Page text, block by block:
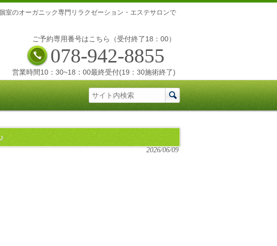
室のオーガニック専門リラクゼーション・エステサロンで
ご予約専用番号はこちら（受付終了18：00）
078-942-8855
営業時間10：30~18：00最終受付(19：30施術終了)
2026/06/09